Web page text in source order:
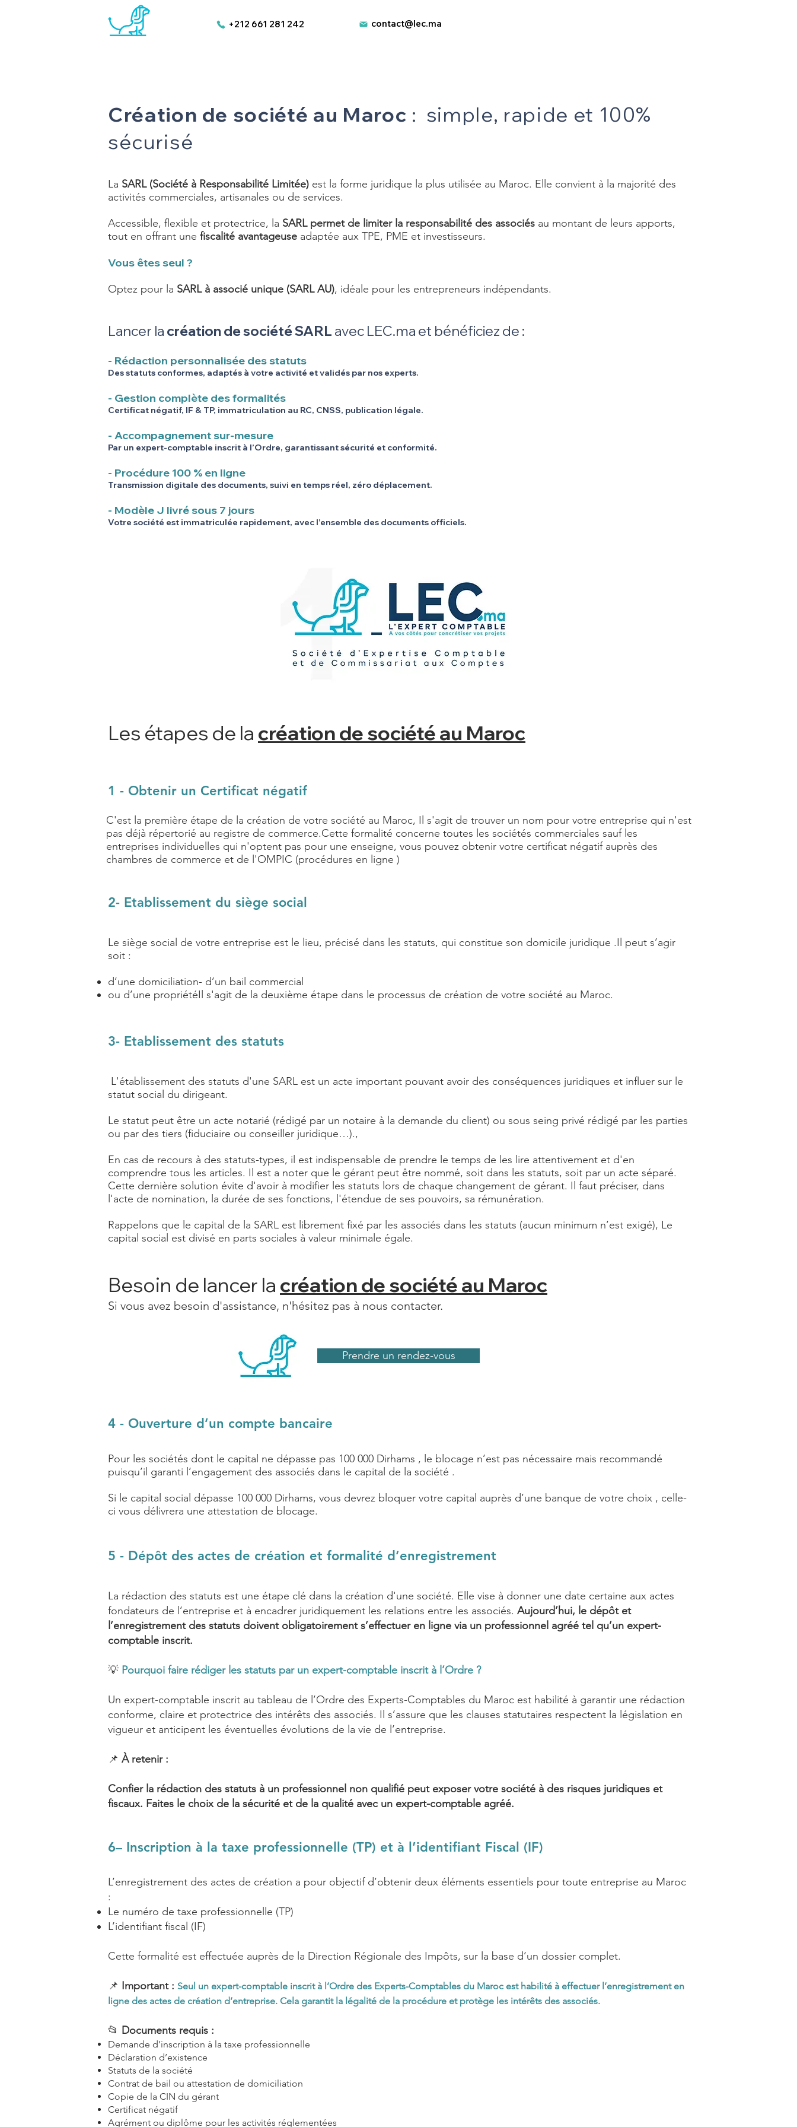
+212 661 281 242 contact@lec.ma
Création de société au Maroc : simple, rapide et 100%
sécurisé
La SARL (Société à Responsabilité Limitée) est la forme juridique la plus utilisée au Maroc. Elle convient à la majorité des
activités commerciales, artisanales ou de services.
Accessible, flexible et protectrice, la SARL permet de limiter la responsabilité des associés au montant de leurs apports,
tout en offrant une fiscalité avantageuse adaptée aux TPE, PME et investisseurs.
Vous êtes seul ?
Optez pour la SARL à associé unique (SARL AU), idéale pour les entrepreneurs indépendants.
Lancer la création de société SARL avec LEC.ma et bénéficiez de :
- Rédaction personnalisée des statuts
Des statuts conformes, adaptés à votre activité et validés par nos experts.
- Gestion complète des formalités
Certificat négatif, IF & TP, immatriculation au RC, CNSS, publication légale.
- Accompagnement sur-mesure
Par un expert-comptable inscrit à l’Ordre, garantissant sécurité et conformité.
- Procédure 100 % en ligne
Transmission digitale des documents, suivi en temps réel, zéro déplacement.
- Modèle J livré sous 7 jours
Votre société est immatriculée rapidement, avec l’ensemble des documents officiels.
Les étapes de la création de société au Maroc
1 - Obtenir un Certificat négatif
C'est la première étape de la création de votre société au Maroc, Il s'agit de trouver un nom pour votre entreprise qui n'est
pas déjà répertorié au registre de commerce.Cette formalité concerne toutes les sociétés commerciales sauf les
entreprises individuelles qui n'optent pas pour une enseigne, vous pouvez obtenir votre certificat négatif auprès des
chambres de commerce et de l'OMPIC (procédures en ligne )
2- Etablissement du siège social
Le siège social de votre entreprise est le lieu, précisé dans les statuts, qui constitue son domicile juridique .Il peut s’agir
soit :
d’une domiciliation- d’un bail commercial
ou d’une propriétéIl s'agit de la deuxième étape dans le processus de création de votre société au Maroc.
3- Etablissement des statuts
L'établissement des statuts d'une SARL est un acte important pouvant avoir des conséquences juridiques et influer sur le
statut social du dirigeant.
Le statut peut être un acte notarié (rédigé par un notaire à la demande du client) ou sous seing privé rédigé par les parties
ou par des tiers (fiduciaire ou conseiller juridique…).,
En cas de recours à des statuts-types, il est indispensable de prendre le temps de les lire attentivement et d'en
comprendre tous les articles. Il est a noter que le gérant peut être nommé, soit dans les statuts, soit par un acte séparé.
Cette dernière solution évite d'avoir à modifier les statuts lors de chaque changement de gérant. Il faut préciser, dans
l'acte de nomination, la durée de ses fonctions, l'étendue de ses pouvoirs, sa rémunération.
Rappelons que le capital de la SARL est librement fixé par les associés dans les statuts (aucun minimum n’est exigé), Le
capital social est divisé en parts sociales à valeur minimale égale.​
Besoin de lancer la création de société au Maroc
Si vous avez besoin d'assistance, n'hésitez pas à nous contacter.
Prendre un rendez-vous
4 - Ouverture d’un compte bancaire
Pour les sociétés dont le capital ne dépasse pas 100 000 Dirhams , le blocage n’est pas nécessaire mais recommandé
puisqu’il garanti l’engagement des associés dans le capital de la société .
Si le capital social dépasse 100 000 Dirhams, vous devrez bloquer votre capital auprès d’une banque de votre choix , celle-
ci vous délivrera une attestation de blocage.
5 - Dépôt des actes de création et formalité d’enregistrement
La rédaction des statuts est une étape clé dans la création d'une société. Elle vise à donner une date certaine aux actes
fondateurs de l’entreprise et à encadrer juridiquement les relations entre les associés. Aujourd’hui, le dépôt et
l’enregistrement des statuts doivent obligatoirement s’effectuer en ligne via un professionnel agréé tel qu’un expert-
comptable inscrit.
💡 Pourquoi faire rédiger les statuts par un expert-comptable inscrit à l’Ordre ?
Un expert-comptable inscrit au tableau de l’Ordre des Experts-Comptables du Maroc est habilité à garantir une rédaction
conforme, claire et protectrice des intérêts des associés. Il s’assure que les clauses statutaires respectent la législation en
vigueur et anticipent les éventuelles évolutions de la vie de l’entreprise.
📌 À retenir :
Confier la rédaction des statuts à un professionnel non qualifié peut exposer votre société à des risques juridiques et
fiscaux. Faites le choix de la sécurité et de la qualité avec un expert-comptable agréé.
6– Inscription à la taxe professionnelle (TP) et à l’identifiant Fiscal (IF)
L’enregistrement des actes de création a pour objectif d’obtenir deux éléments essentiels pour toute entreprise au Maroc
:
Le numéro de taxe professionnelle (TP)
L’identifiant fiscal (IF)
Cette formalité est effectuée auprès de la Direction Régionale des Impôts, sur la base d’un dossier complet.
📌 Important : Seul un expert-comptable inscrit à l’Ordre des Experts-Comptables du Maroc est habilité à effectuer l’enregistrement en
ligne des actes de création d’entreprise. Cela garantit la légalité de la procédure et protège les intérêts des associés.
📂 Documents requis :
Demande d’inscription à la taxe professionnelle
Déclaration d’existence
Statuts de la société
Contrat de bail ou attestation de domiciliation
Copie de la CIN du gérant
Certificat négatif
Agrément ou diplôme pour les activités réglementées